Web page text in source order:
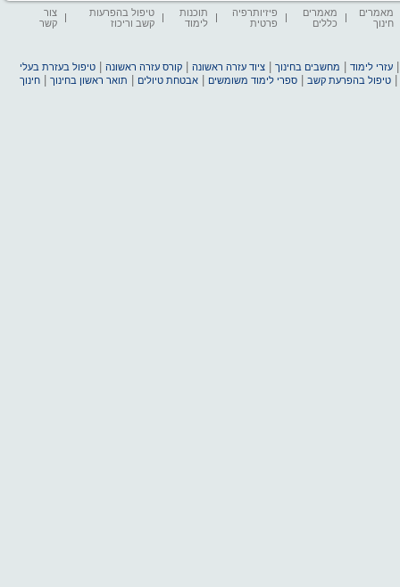
מאמרים
חינוך
מאמרים
כללים
פיזיותרפיה
פרטית
תוכנות
לימוד
טיפול בהפרעות
קשב וריכוז
צור
קשר
עזרי לימוד מחשבים בחינוך |ציוד עזרה ראשונה |קורס עזרה ראשונה |טיפול בעזרת בעלי
|טיפול בהפרעת קשב |ספרי לימוד משומשים |אבטחת טיולים תואר ראשון בחינוך |חינוך